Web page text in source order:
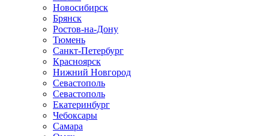
Новосибирск
Брянск
Ростов-на-Дону
Тюмень
Санкт-Петербург
Красноярск
Нижний Новгород
Севастополь
Севастополь
Екатеринбург
Чебоксары
Самара